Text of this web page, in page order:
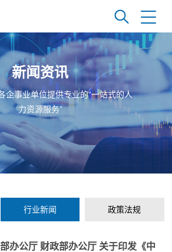
新闻资讯
企事业单位提供专业的“一站式的人
力资源服务”
行业新闻 政策法规
办公厅 财政部办公厅 关于印发《中